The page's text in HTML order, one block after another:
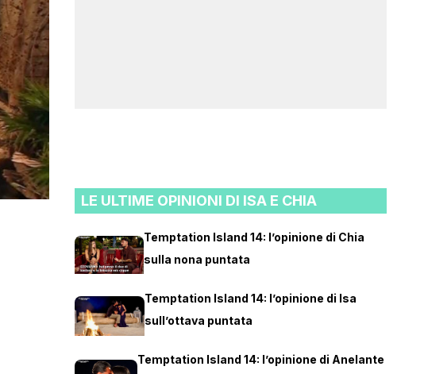
LE ULTIME OPINIONI DI ISA E CHIA
Temptation Island 14: l’opinione di Chia
sulla nona puntata
Temptation Island 14: l’opinione di Isa
sull’ottava puntata
Temptation Island 14: l’opinione di Anelante